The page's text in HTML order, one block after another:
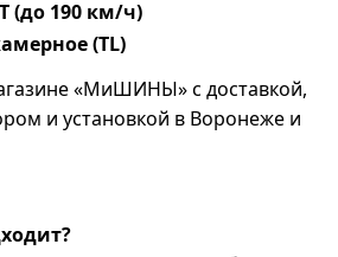
T (до 190 км/ч)
(TL)
«МиШИНЫ» с доставкой,
и установкой в Воронеже и